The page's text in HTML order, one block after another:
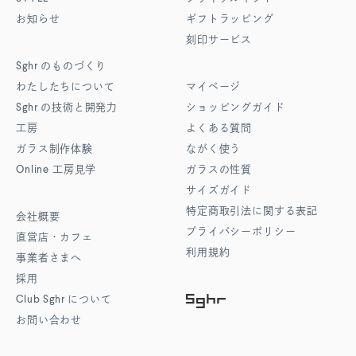
お知らせ
Sghr のものづくり
わたしたちについて
Sghr の技術と開発力
工房
ガラス制作体験
Online 工房見学
会社概要
直営店・カフェ
事業者さまへ
採用
Club Sghr について
お問い合わせ
ギフトラッピング
刻印サービス
マイページ
ショッピングガイド
よくある質問
ながく使う
ガラスの性質
サイズガイド
特定商取引法に関する表記
プライバシーポリシー
利用規約